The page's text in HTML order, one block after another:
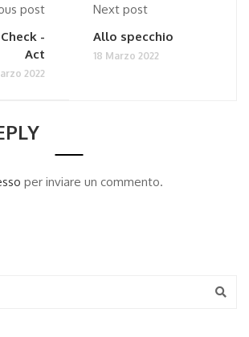
post
-
Act
2022
Next post
Allo specchio
18 Marzo 2022
per inviare un commento.